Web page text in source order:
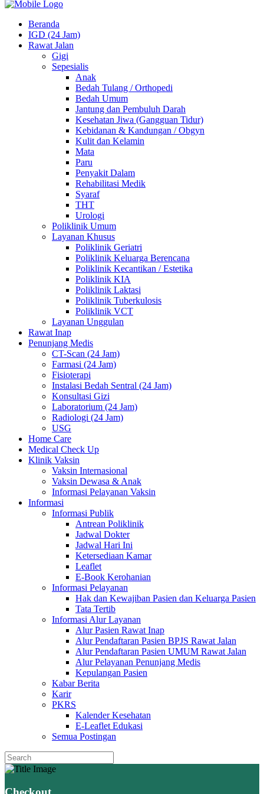
Beranda
IGD (24 Jam)
Rawat Jalan
Gigi
Sepesialis
Anak
Bedah Tulang / Orthopedi
Bedah Umum
Jantung dan Pembuluh Darah
Kesehatan Jiwa (Gangguan Tidur)
Kebidanan & Kandungan / Obgyn
Kulit dan Kelamin
Mata
Paru
Penyakit Dalam
Rehabilitasi Medik
Syaraf
THT
Urologi
Poliklinik Umum
Layanan Khusus
Poliklinik Geriatri
Poliklinik Keluarga Berencana
Poliklinik Kecantikan / Estetika
Poliklinik KIA
Poliklinik Laktasi
Poliklinik Tuberkulosis
Poliklinik VCT
Layanan Unggulan
Rawat Inap
Penunjang Medis
CT-Scan (24 Jam)
Farmasi (24 Jam)
Fisioterapi
Instalasi Bedah Sentral (24 Jam)
Konsultasi Gizi
Laboratorium (24 Jam)
Radiologi (24 Jam)
USG
Home Care
Medical Check Up
Klinik Vaksin
Vaksin Internasional
Vaksin Dewasa & Anak
Informasi Pelayanan Vaksin
Informasi
Informasi Publik
Antrean Poliklinik
Jadwal Dokter
Jadwal Hari Ini
Ketersediaan Kamar
Leaflet
E-Book Kerohanian
Informasi Pelayanan
Hak dan Kewajiban Pasien dan Keluarga Pasien
Tata Tertib
Informasi Alur Layanan
Alur Pasien Rawat Inap
Alur Pendaftaran Pasien BPJS Rawat Jalan
Alur Pendaftaran Pasien UMUM Rawat Jalan
Alur Pelayanan Penunjang Medis
Kepulangan Pasien
Kabar Berita
Karir
PKRS
Kalender Kesehatan
E-Leaflet Edukasi
Semua Postingan